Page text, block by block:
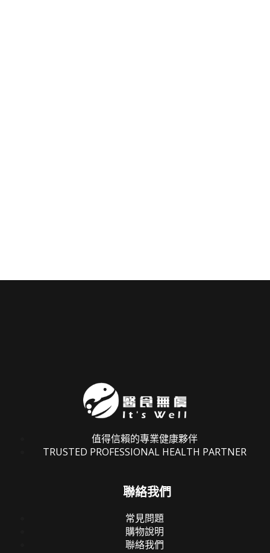
值得信賴的專業健康夥伴
TRUSTED PROFESSIONAL HEALTH PARTNER
聯絡我們
常見問題
購物說明
聯絡我們